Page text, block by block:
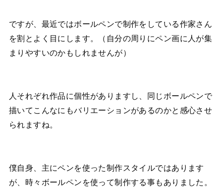
ですが、最近ではボールペンで制作をしている作家さん
を割とよく目にします。（自分の周りにペン画に人が集
まりやすいのかもしれませんが）
人それぞれ作品に個性がありますし、同じボールペンで
描いてこんなにもバリエーションがあるのかと感心させ
られますね。
僕自身、主にペンを使った制作スタイルではあります
が、時々ボールペンを使って制作する事もありました。